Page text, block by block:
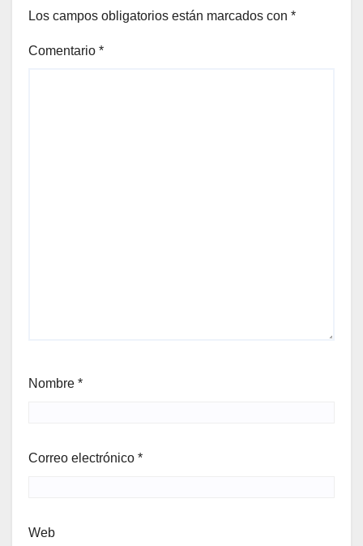
Los campos obligatorios están marcados con *
Comentario *
Nombre *
Correo electrónico *
Web